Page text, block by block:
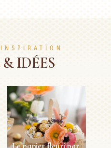
IDÉES
Le panier fleuri par